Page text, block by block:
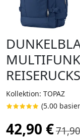
Kollektion: TOPAZ
(5.00
42,90 €